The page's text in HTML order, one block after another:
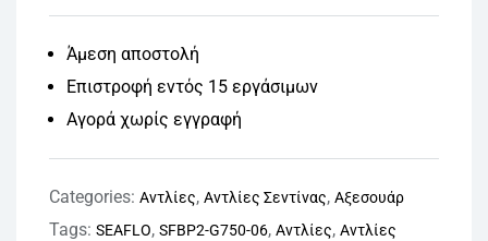
Άμεση αποστολή
Επιστροφή εντός 15 εργάσιμων
Αγορά χωρίς εγγραφή
Categories: Αντλίες, Αντλίες Σεντίνας, Αξεσουάρ
Tags: SEAFLO, SFBP2-G750-06, Αντλίες, Αντλίες